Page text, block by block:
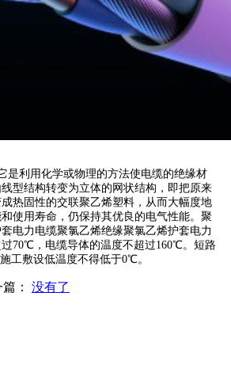
是利用化学或物理的方法使电缆的绝缘材
型结构转变为立体的网状结构，即把原来
热固性的交联聚乙烯塑料，从而大幅度地
使用寿命，仍保持其优良的电气性能。聚
电力电缆聚氯乙烯绝缘聚氯乙烯护套电力
70℃，电缆导体的温度不超过160℃。短路
工敷设低温度不得低于0℃。
篇： 没有了